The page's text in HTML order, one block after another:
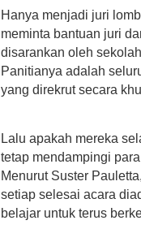
Hanya menjadi juri
meminta bantuan juri
disarankan oleh
Panitianya adalah
yang direkrut secara
Lalu apakah mereka
tetap mendampingi
Menurut Suster
setiap selesai acara
belajar untuk terus